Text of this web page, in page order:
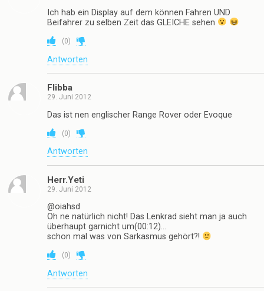
Ich hab ein Display auf dem können Fahren UND
Beifahrer zu selben Zeit das GLEICHE sehen
(0)
Antworten
Flibba
29. Juni 2012
Das ist nen englischer Range Rover oder Evoque
(0)
Antworten
Herr.Yeti
29. Juni 2012
@oiahsd
Oh ne natürlich nicht! Das Lenkrad sieht man ja auch
überhaupt garnicht um(00:12)…
schon mal was von Sarkasmus gehört?!
(0)
Antworten